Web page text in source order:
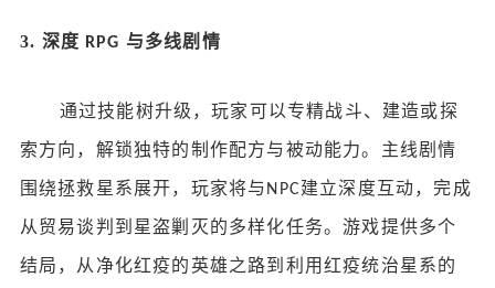
3. 深度 RPG 与多线剧情
通过技能树升级，玩家可以专精战斗、建造或探
索方向，解锁独特的制作配方与被动能力。主线剧情
围绕拯救星系展开，玩家将与 NPC建立深度互动，完成
从贸易谈判到星盗剿灭的多样化任务。游戏提供多个
结局，从净化红疫的英雄之路到利用红疫统治星系的